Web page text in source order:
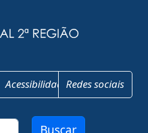
AcessibilidadeRedes sociais